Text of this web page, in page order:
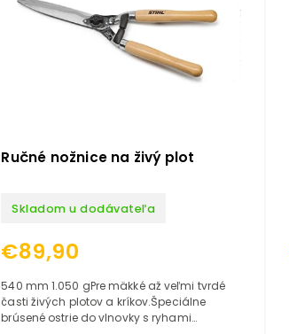
Ručné nožnice na živý plot
Skladom u dodávateľa
€89,90
540 mm 1.050 gPre mäkké až veľmi tvrdé
časti živých plotov a kríkov.Špeciálne
brúsené ostrie do vlnovky s ryhami